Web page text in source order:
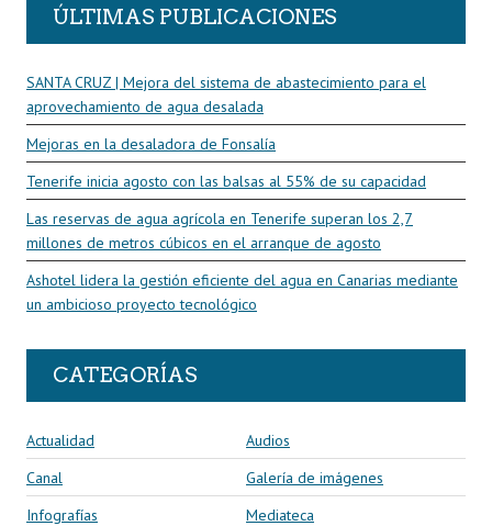
ÚLTIMAS PUBLICACIONES
SANTA CRUZ | Mejora del sistema de abastecimiento para el
aprovechamiento de agua desalada
Mejoras en la desaladora de Fonsalía
Tenerife inicia agosto con las balsas al 55% de su capacidad
Las reservas de agua agrícola en Tenerife superan los 2,7
millones de metros cúbicos en el arranque de agosto
Ashotel lidera la gestión eficiente del agua en Canarias mediante
un ambicioso proyecto tecnológico
CATEGORÍAS
Actualidad
Audios
Canal
Galería de imágenes
Infografías
Mediateca